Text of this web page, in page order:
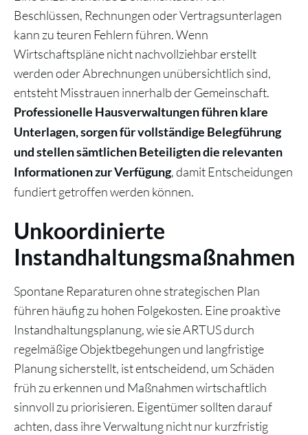
Beschlüssen, Rechnungen oder Vertragsunterlagen
kann zu teuren Fehlern führen. Wenn
Wirtschaftspläne nicht nachvollziehbar erstellt
werden oder Abrechnungen unübersichtlich sind,
entsteht Misstrauen innerhalb der Gemeinschaft.
Professionelle Hausverwaltungen führen klare
Unterlagen, sorgen für vollständige Belegführung
und stellen sämtlichen Beteiligten die relevanten
Informationen zur Verfügung, damit Entscheidungen
fundiert getroffen werden können.
Unkoordinierte
Instandhaltungsmaßnahmen
Spontane Reparaturen ohne strategischen Plan
führen häufig zu hohen Folgekosten. Eine proaktive
Instandhaltungsplanung, wie sie ARTUS durch
regelmäßige Objektbegehungen und langfristige
Planung sicherstellt, ist entscheidend, um Schäden
früh zu erkennen und Maßnahmen wirtschaftlich
sinnvoll zu priorisieren. Eigentümer sollten darauf
achten, dass ihre Verwaltung nicht nur kurzfristig